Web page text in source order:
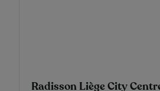
Radisson Liège City